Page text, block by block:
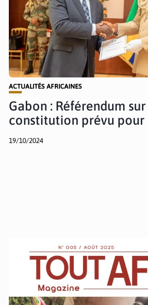
ACTUALITÉS AFRICAINES
Gabon : Référendum
constitution prévu pour
19/10/2024